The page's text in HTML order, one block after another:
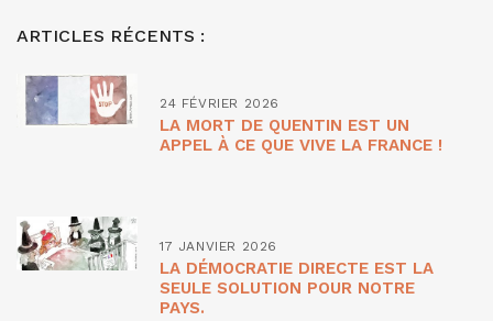
ARTICLES RÉCENTS :
24 FÉVRIER 2026
LA MORT DE QUENTIN EST UN
APPEL À CE QUE VIVE LA FRANCE !
17 JANVIER 2026
LA DÉMOCRATIE DIRECTE EST LA
SEULE SOLUTION POUR NOTRE
PAYS.